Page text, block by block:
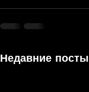
Недавние посты